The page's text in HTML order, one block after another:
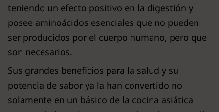
teniendo un efecto positivo en la digestión y
posee aminoácidos esenciales que no pueden
ser producidos por el cuerpo humano, pero que
son necesarios.
Sus grandes beneficios para la salud y su
potencia de sabor ya la han convertido no
solamente en un básico de la cocina asiática